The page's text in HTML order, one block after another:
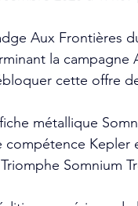
Aux Frontières
la campagne
cette offre
métallique
compétence Kepler
Triomphe Somnium